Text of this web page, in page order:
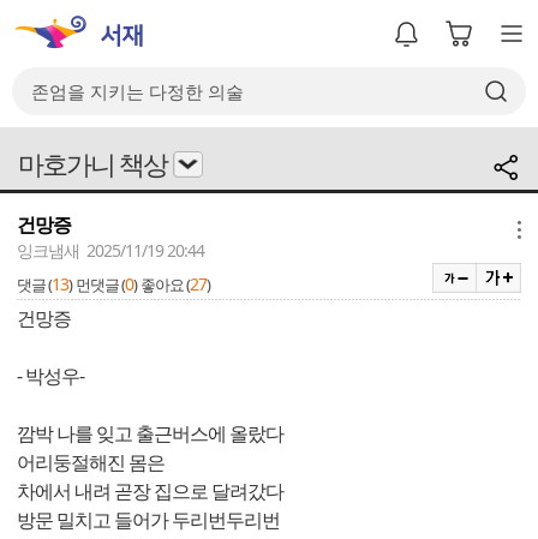
마호가니 책상
건망증
잉크냄새 2025/11/19 20:44
댓글 (13) 먼댓글 (0) 좋아요 (27)
건망증
- 박성우-
깜박 나를 잊고 출근버스에 올랐다
어리둥절해진 몸은
차에서 내려 곧장 집으로 달려갔다
방문 밀치고 들어가 두리번두리번